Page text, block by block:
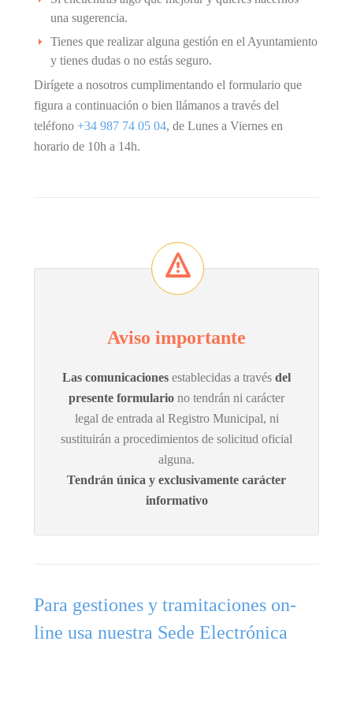
una sugerencia.
Tienes que realizar alguna gestión en el Ayuntamiento
y tienes dudas o no estás seguro.
Dirígete a nosotros cumplimentando el formulario que
figura a continuación o bien llámanos a través del
teléfono +34 987 74 05 04, de Lunes a Viernes en
horario de 10h a 14h.
Aviso importante
Las comunicaciones establecidas a través del
presente formulario no tendrán ni carácter
legal de entrada al Registro Municipal, ni
sustituirán a procedimientos de solicitud oficial
alguna.
Tendrán única y exclusivamente carácter
informativo
Para gestiones y tramitaciones on-
line usa nuestra Sede Electrónica